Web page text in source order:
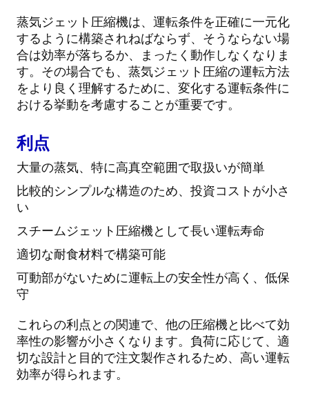
蒸気ジェット圧縮機は、運転条件を正確に一元化
するように構築されねばならず、そうならない場
合は効率が落ちるか、まったく動作しなくなりま
す。その場合でも、蒸気ジェット圧縮の運転方法
をより良く理解するために、変化する運転条件に
おける挙動を考慮することが重要です。
利点
大量の蒸気、特に高真空範囲で取扱いが簡単
比較的シンプルな構造のため、投資コストが小さ
い
スチームジェット圧縮機として長い運転寿命
適切な耐食材料で構築可能
可動部がないために運転上の安全性が高く、低保
守
これらの利点との関連で、他の圧縮機と比べて効
率性の影響が小さくなります。負荷に応じて、適
切な設計と目的で注文製作されるため、高い運転
効率が得られます。